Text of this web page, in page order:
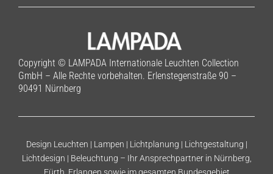
Copyright © LAMPADA Internationale Leuchten Collection
GmbH – Alle Rechte vorbehalten. Erlenstegenstraße 90 –
90491 Nürnberg
Design Leuchten | Lampen | Lichtplanung | Lichtgestaltung |
Lichtdesign | Beleuchtung – Ihr Ansprechpartner in Nürnberg,